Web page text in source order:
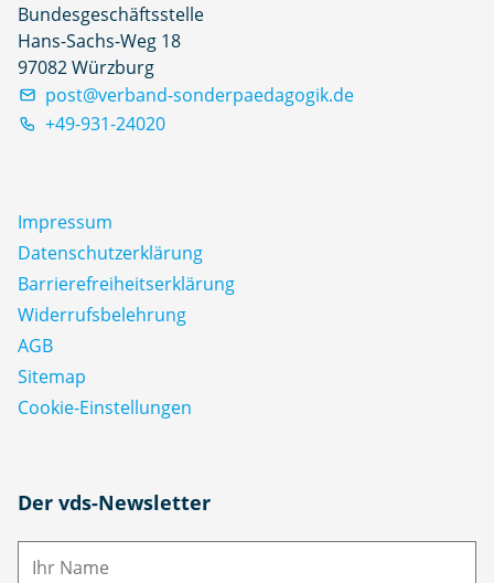
Bundesgeschäftsstelle
Hans-Sachs-Weg 18
97082 Würzburg
post@verband-sonderpaedagogik.de
+49-931-24020
Impressum
Datenschutz­erklärung
Barrierefreiheitserklärung
Widerrufsbelehrung
AGB
Sitemap
Cookie-Einstellungen
Der vds-Newsletter
N